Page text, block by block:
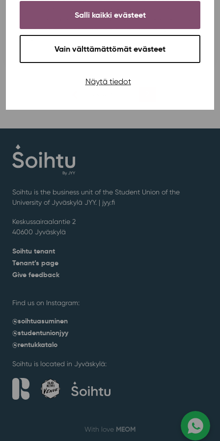
Salli kaikki evästeet
Vain välttämättömät evästeet
Näytä tiedot
notice is one calendar month. A fixed-term tenancy
agreement cannot be terminated before its
Soihtu is the business unit of the Student Union of the
University of Jyväskylä JYY. | jyy.fi
Keskussairaalantie 2
40600 Jyväskylä
Soihtu tenant
Tenant’s page
Give feedback
Find us on Instagram:
@soihtuasuminen
@studentunionjyy
@rentukkatalo
Soihtu is located in Jyväskylä:
With love MEOM